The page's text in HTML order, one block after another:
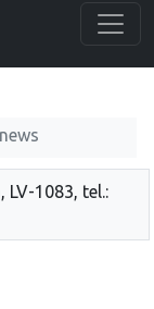
news
LV-1083, tel.: